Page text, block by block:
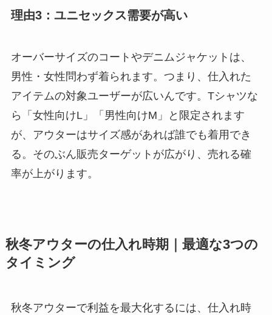
理由3：ユニセックス需要が高い
オーバーサイズのコートやデニムジャケットは、
男性・女性問わず着られます。つまり、仕入れた
アイテムの対象ユーザーが広いんです。Tシャツな
ら「女性向けL」「男性向けM」と限定されます
が、アウターはサイズ感があれば誰でも着用でき
る。そのぶん販売ターゲットが広がり、売れる確
率が上がります。
秋冬アウターの仕入れ時期｜最適な3つの
タイミング
秋冬アウターで利益を最大化するには、仕入れ時